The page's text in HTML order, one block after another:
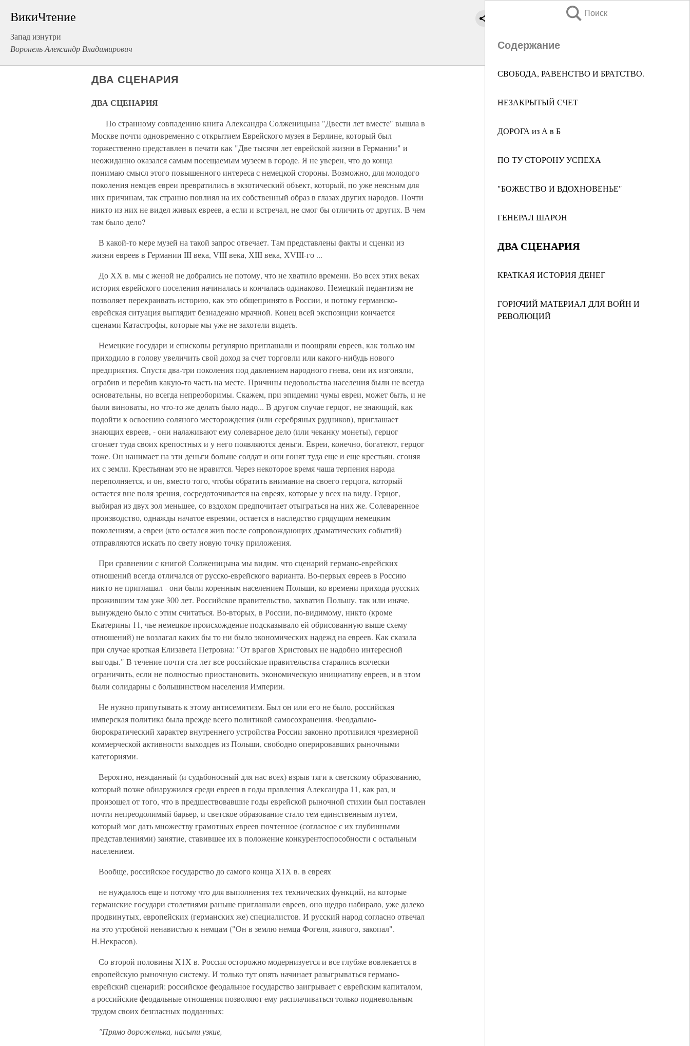
ВикиЧтение
Запад изнутри
Воронель Александр Владимирович
Поиск
Содержание
СВОБОДА, РАВЕНСТВО И БРАТСТВО.
НЕЗАКРЫТЫЙ СЧЕТ
ДОРОГА из А в Б
ПО ТУ СТОРОНУ УСПЕХА
"БОЖЕСТВО И ВДОХНОВЕНЬЕ"
ГЕНЕРАЛ ШАРОН
ДВА СЦЕНАРИЯ
КРАТКАЯ ИСТОРИЯ ДЕНЕГ
ГОРЮЧИЙ МАТЕРИАЛ ДЛЯ ВОЙН И
РЕВОЛЮЦИЙ
ДВА СЦЕНАРИЯ
ДВА СЦЕНАРИЯ
По странному совпадению книга Александра Солженицына "Двести лет вместе" вышла в
Москве почти одновременно с открытием Еврейского музея в Берлине, который был
торжественно представлен в печати как "Две тысячи лет еврейской жизни в Германии" и
неожиданно оказался самым посещаемым музеем в городе. Я не уверен, что до конца
понимаю смысл этого повышенного интереса с немецкой стороны. Возможно, для молодого
поколения немцев евреи превратились в экзотический объект, который, по уже неясным для
них причинам, так странно повлиял на их собственный образ в глазах других народов. Почти
никто из них не видел живых евреев, а если и встречал, не смог бы отличить от других. В чем
там было дело?
В какой-то мере музей на такой запрос отвечает. Там представлены факты и сценки из
жизни евреев в Германии III века, VIII века, ХIII века, ХVIII-го ...
До ХХ в. мы с женой не добрались не потому, что не хватило времени. Во всех этих веках
история еврейского поселения начиналась и кончалась одинаково. Немецкий педантизм не
позволяет перекраивать историю, как это общепринято в России, и потому германско-
еврейская ситуация выглядит безнадежно мрачной. Конец всей экспозиции кончается
сценами Катастрофы, которые мы уже не захотели видеть.
Немецкие государи и епископы регулярно приглашали и поощряли евреев, как только им
приходило в голову увеличить свой доход за счет торговли или какого-нибудь нового
предприятия. Спустя два-три поколения под давлением народного гнева, они их изгоняли,
ограбив и перебив какую-то часть на месте. Причины недовольства населения были не всегда
основательны, но всегда непреоборимы. Скажем, при эпидемии чумы евреи, может быть, и не
были виноваты, но что-то же делать было надо... В другом случае герцог, не знающий, как
подойти к освоению соляного месторождения (или серебряных рудников), приглашает
знающих евреев, - они налаживают ему солеварное дело (или чеканку монеты), герцог
сгоняет туда своих крепостных и у него появляются деньги. Евреи, конечно, богатеют, герцог
тоже. Он нанимает на эти деньги больше солдат и они гонят туда еще и еще крестьян, сгоняя
их с земли. Крестьянам это не нравится. Через некоторое время чаша терпения народа
переполняется, и он, вместо того, чтобы обратить внимание на своего герцога, который
остается вне поля зрения, сосредоточивается на евреях, которые у всех на виду. Герцог,
выбирая из двух зол меньшее, со вздохом предпочитает отыграться на них же. Солеваренное
производство, однажды начатое евреями, остается в наследство грядущим немецким
поколениям, а евреи (кто остался жив после сопровождающих драматических событий)
отправляются искать по свету новую точку приложения.
При сравнении с книгой Солженицына мы видим, что сценарий германо-еврейских
отношений всегда отличался от русско-еврейского варианта. Во-первых евреев в Россию
никто не приглашал - они были коренным населением Польши, ко времени прихода русских
прожившим там уже 300 лет. Российское правительство, захватив Польшу, так или иначе,
вынуждено было с этим считаться. Во-вторых, в России, по-видимому, никто (кроме
Екатерины 11, чье немецкое происхождение подсказывало ей обрисованную выше схему
отношений) не возлагал каких бы то ни было экономических надежд на евреев. Как сказала
при случае кроткая Елизавета Петровна: "От врагов Христовых не надобно интересной
выгоды." В течение почти ста лет все российские правительства старались всячески
ограничить, если не полностью приостановить, экономическую инициативу евреев, и в этом
были солидарны с большинством населения Империи.
Не нужно припутывать к этому антисемитизм. Был он или его не было, российская
имперская политика была прежде всего политикой самосохранения. Феодально-
бюрократический характер внутреннего устройства России законно противился чрезмерной
коммерческой активности выходцев из Польши, свободно оперировавших рыночными
категориями.
Вероятно, нежданный (и судьбоносный для нас всех) взрыв тяги к светскому образованию,
который позже обнаружился среди евреев в годы правления Александра 11, как раз, и
произошел от того, что в предшествовавшие годы еврейской рыночной стихии был поставлен
почти непреодолимый барьер, и светское образование стало тем единственным путем,
который мог дать множеству грамотных евреев почтенное (согласное с их глубинными
представлениями) занятие, ставившее их в положение конкурентоспособности с остальным
населением.
Вообще, российское государство до самого конца Х1Х в. в евреях
не нуждалось еще и потому что для выполнения тех технических функций, на которые
германские государи столетиями раньше приглашали евреев, оно щедро набирало, уже далеко
продвинутых, европейских (германских же) специалистов. И русский народ согласно отвечал
на это утробной ненавистью к немцам ("Он в землю немца Фогеля, живого, закопал".
Н.Некрасов).
Со второй половины Х1Х в. Россия осторожно модернизуется и все глубже вовлекается в
европейскую рыночную систему. И только тут опять начинает разыгрываться германо-
еврейский сценарий: российское феодальное государство заигрывает с еврейским капиталом,
а российские феодальные отношения позволяют ему расплачиваться только подневольным
трудом своих безгласных подданных:
"Прямо дороженька, насыпи узкие,